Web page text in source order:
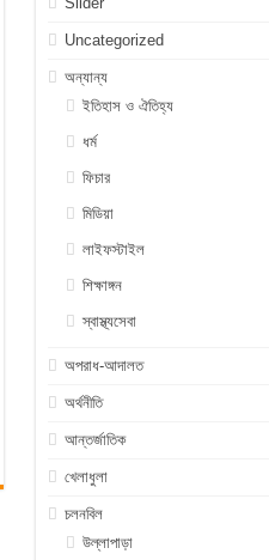
Uncategorized
অন্যান্য
ইতিহাস ও ঐতিহ্য
ধর্ম
ফিচার
মিডিয়া
লাইফস্টাইল
শিক্ষাঙ্গন
স্বাস্থ্যসেবা
অপরাধ-আদালত
অর্থনীতি
আন্তর্জাতিক
খেলাধুলা
চলনবিল
উল্লাপাড়া